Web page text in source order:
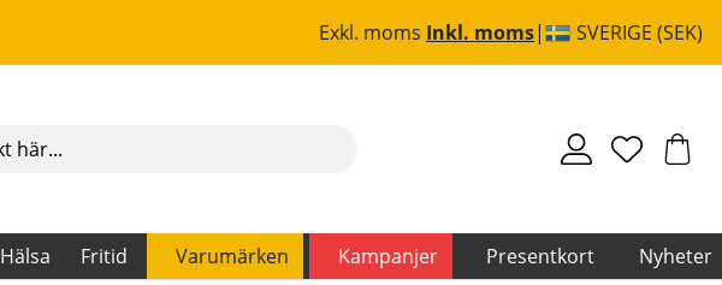
Exkl. moms Inkl. moms SVERIGE (SEK)
Hälsa Fritid Varumärken Kampanjer Presentkort Nyheter